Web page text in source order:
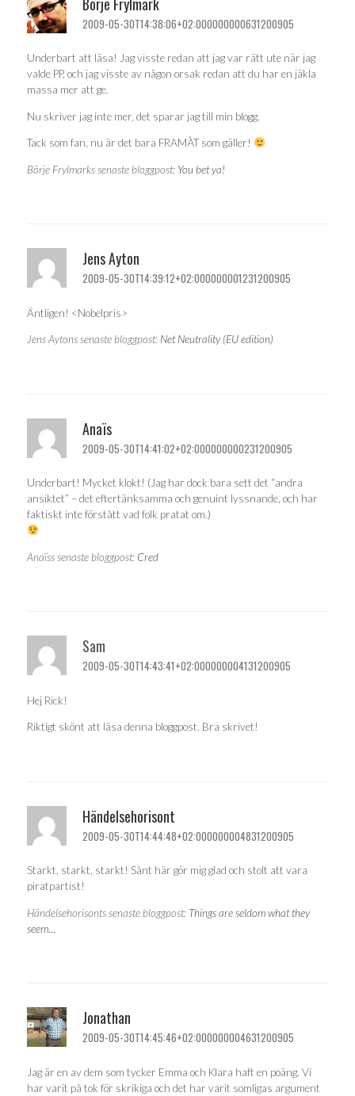
2009-05-30T14:38:06+02:000000000631200905
Underbart att läsa! Jag visste redan att jag var rätt ute när jag
valde PP, och jag visste av någon orsak redan att du har en jäkla
massa mer att ge.
Nu skriver jag inte mer, det sparar jag till min blogg.
Tack som fan, nu är det bara FRAMÅT som gäller!
Börje Frylmarks senaste bloggpost: You bet ya!
Jens Ayton
2009-05-30T14:39:12+02:000000001231200905
Äntligen! <Nobelpris>
Jens Aytons senaste bloggpost: Net Neutrality (EU edition)
Anaïs
2009-05-30T14:41:02+02:000000000231200905
Underbart! Mycket klokt! (Jag har dock bara sett det “andra
ansiktet” – det eftertänksamma och genuint lyssnande, och har
faktiskt inte förstått vad folk pratat om.)
Anaïss senaste bloggpost: Cred
Sam
2009-05-30T14:43:41+02:000000004131200905
Hej Rick!
Riktigt skönt att läsa denna bloggpost. Bra skrivet!
Händelsehorisont
2009-05-30T14:44:48+02:000000004831200905
Starkt, starkt, starkt! Sånt här gör mig glad och stolt att vara
piratpartist!
Händelsehorisonts senaste bloggpost: Things are seldom what they
seem…
Jonathan
2009-05-30T14:45:46+02:000000004631200905
Jag är en av dem som tycker Emma och Klara haft en poäng. Vi
har varit på tok för skrikiga och det har varit somligas argument